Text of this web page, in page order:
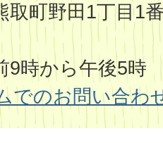
取町野田1丁目1
時から午後5時
でのお問い合わ